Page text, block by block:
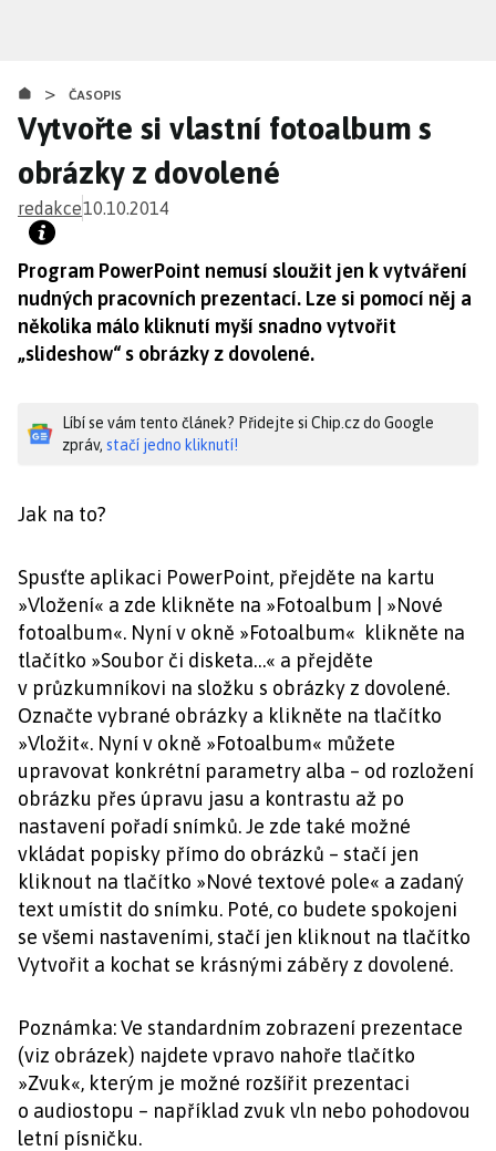
obsahu
> ČASOPIS
Vytvořte si vlastní fotoalbum s
obrázky z dovolené
redakce10.10.2014
Program PowerPoint nemusí sloužit jen k vytváření
nudných pracovních prezentací. Lze si pomocí něj a
několika málo kliknutí myší snadno vytvořit
„slideshow“ s obrázky z dovolené.
Líbí se vám tento článek? Přidejte si Chip.cz do Google
zpráv, stačí jedno kliknutí!
Jak na to?
Spusťte aplikaci PowerPoint, přejděte na kartu
»Vložení« a zde klikněte na »Fotoalbum | »Nové
fotoalbum«. Nyní v okně »Fotoalbum« klikněte na
tlačítko »Soubor či disketa…« a přejděte
v průzkumníkovi na složku s obrázky z dovolené.
Označte vybrané obrázky a klikněte na tlačítko
»Vložit«. Nyní v okně »Fotoalbum« můžete
upravovat konkrétní parametry alba – od rozložení
obrázku přes úpravu jasu a kontrastu až po
nastavení pořadí snímků. Je zde také možné
vkládat popisky přímo do obrázků – stačí jen
kliknout na tlačítko »Nové textové pole« a zadaný
text umístit do snímku. Poté, co budete spokojeni
se všemi nastaveními, stačí jen kliknout na tlačítko
Vytvořit a kochat se krásnými záběry z dovolené.
Poznámka: Ve standardním zobrazení prezentace
(viz obrázek) najdete vpravo nahoře tlačítko
»Zvuk«, kterým je možné rozšířit prezentaci
o audiostopu – například zvuk vln nebo pohodovou
letní písničku.